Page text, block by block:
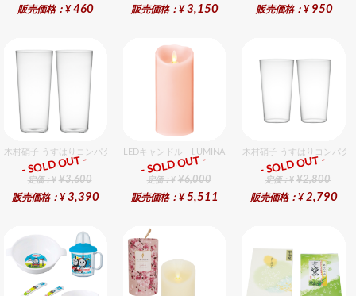
販売価格：¥ 460 販売価格：¥ 3,150 販売価格：¥ 950
木村硝子 うすはりコンパクト500cc ゾンビグラスギフトセット（2個入り）
ギフト
定価：¥ ¥3,600
販売価格：¥ 3,390
- SOLD OUT -
LEDキャンドル LUMINARA（ルミナラ） ピンク ピラ
ギフト
定価：¥ ¥6,000
販売価格：¥ 5,511
- SOLD OUT -
木村硝子 うすはりコンパク
ギフト
定価：¥ ¥2,800
販売価格：¥ 2,790
- SOLD OUT -